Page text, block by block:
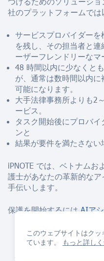
このウェブサイトはクッ
ています。
もっと詳し
社のプラットフォームでは
サービスプロバイダーを
を残し、その担当者と
ーザーフレンドリーなマ
48 時間以内に少なくと
が、通常は数時間以内
可能になります。
大手法律事務所よりも2
ービス。
タスク開始後にプロバ
ンと
結果が要件を満たさない
iPNOTE では、ベトナムお
護士があなたの革新的な
手伝いします。
保護を開始するにはAIア